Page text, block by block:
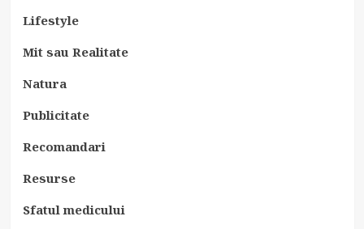
Lifestyle
Mit sau Realitate
Natura
Publicitate
Recomandari
Resurse
Sfatul medicului